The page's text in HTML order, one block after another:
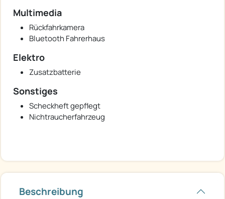
Multimedia
Rückfahrkamera
Bluetooth Fahrerhaus
Elektro
Zusatzbatterie
Sonstiges
Scheckheft gepflegt
Nichtraucherfahrzeug
Beschreibung